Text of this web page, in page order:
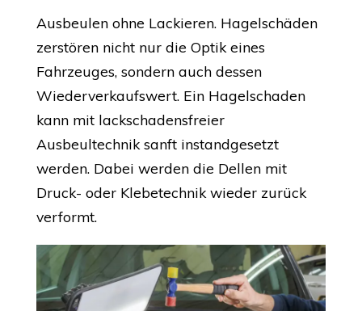
Ausbeulen ohne Lackieren. Hagelschäden
zerstören nicht nur die Optik eines
Fahrzeuges, sondern auch dessen
Wiederverkaufswert. Ein Hagelschaden
kann mit lackschadensfreier
Ausbeultechnik sanft instandgesetzt
werden. Dabei werden die Dellen mit
Druck- oder Klebetechnik wieder zurück
verformt.